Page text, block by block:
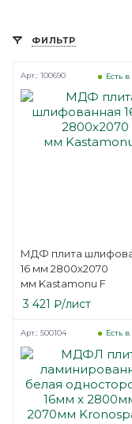
ФИЛЬТР
МДФ плита
16 мм 2800х2070
мм Kastamonu F
Есть
Арт.: 100690
3 421 ₽/лист
Есть
Арт.: 500104